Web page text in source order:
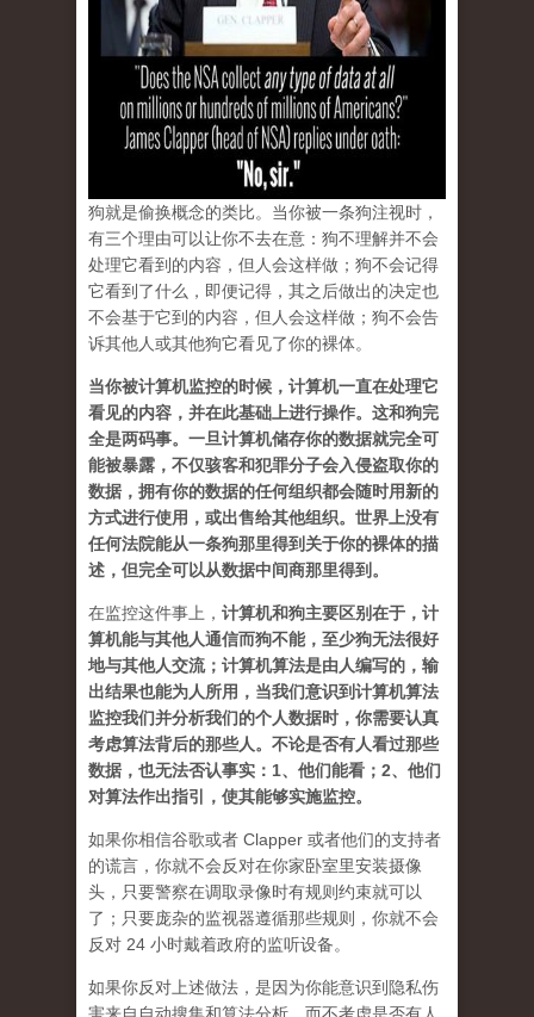
狗就是偷换概念的类比。当你被一条狗注视时，
有三个理由可以让你不去在意：狗不理解并不会
处理它看到的内容，但人会这样做；狗不会记得
它看到了什么，即便记得，其之后做出的决定也
不会基于它到的内容，但人会这样做；狗不会告
诉其他人或其他狗它看见了你的裸体。
当你被计算机监控的时候，计算机一直在处理它
看见的内容，并在此基础上进行操作。这和狗完
全是两码事。一旦计算机储存你的数据就完全可
能被暴露，不仅骇客和犯罪分子会入侵盗取你的
数据，拥有你的数据的任何组织都会随时用新的
方式进行使用，或出售给其他组织。世界上没有
任何法院能从一条狗那里得到关于你的裸体的描
述，但完全可以从数据中间商那里得到。
在监控这件事上， 计算机和狗主要区别在于，计
算机能与其他人通信而狗不能，至少狗无法很好
地与其他人交流；计算机算法是由人编写的，输
出结果也能为人所用，当我们意识到计算机算法
监控我们并分析我们的个人数据时，你需要认真
考虑算法背后的那些人。不论是否有人看过那些
数据，也无法否认事实：1、他们能看；2、他们
对算法作出指引，使其能够实施监控。
如果你相信谷歌或者 Clapper 或者他们的支持者
的谎言，你就不会反对在你家卧室里安装摄像
头，只要警察在调取录像时有规则约束就可以
了；只要庞杂的监视器遵循那些规则，你就不会
反对 24 小时戴着政府的监听设备。
如果你反对上述做法，是因为你能意识到隐私伤